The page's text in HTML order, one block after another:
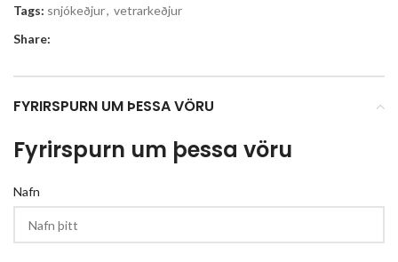
Tags: snjókeðjur, vetrarkeðjur
Share:
FYRIRSPURN UM ÞESSA VÖRU
Fyrirspurn um þessa vöru
Nafn